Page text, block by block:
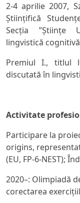
2-4 aprilie 2007,
Ştiinţifică
Secția ”Științe
lingvistică
Premiul I., titlul
discutată în
Activitate
Participare la
origins,
(EU, FP-6-NEST);
2020–: Olimpiadă
corectarea